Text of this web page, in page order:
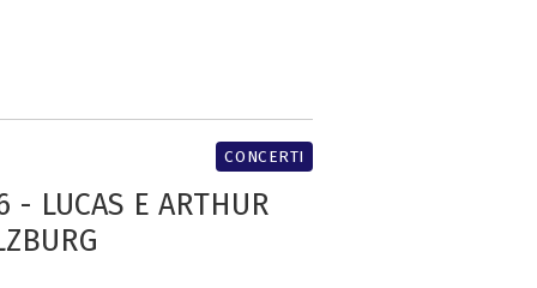
- LUCAS E ARTHUR
CONCERTI